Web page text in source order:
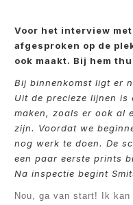
Voor het interview
afgesproken op de
ook maakt. Bij hem
Bij binnenkomst ligt er
Uit de precieze lijnen is
maken, zoals er ook al
zijn. Voordat we
nog werk te doen. De
een paar eerste prints
Na inspectie begint
Nou, ga van start! Ik